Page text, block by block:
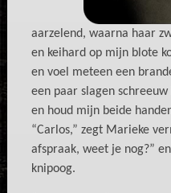
aarzelend, waarna haar
en keihard op mijn blote
en voel meteen een
een paar slagen
en houd mijn beide
“Carlos,” zegt Marieke
afspraak, weet je nog?”
knipoog.